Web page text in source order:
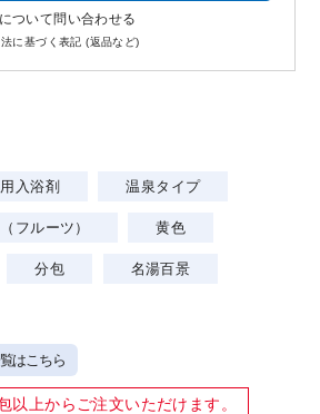
ついて問い合わせる
に基づく表記 (返品など)
入浴剤 温泉タイプ
フルーツ） 黄色
分包 名湯百景
はこちら
以上からご注文いただけます。